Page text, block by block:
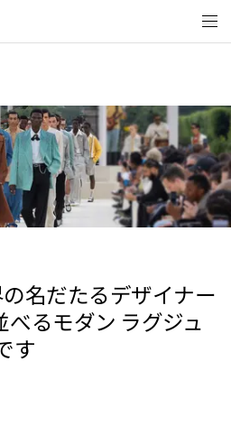
名だたるデザイナー
べるモダン ラグジュ
す